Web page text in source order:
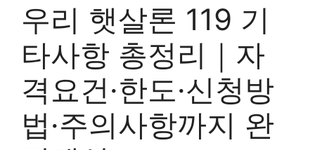
우리 햇살론 119 기
타사항 총정리｜자
격요건·한도·신청방
법·주의사항까지 완